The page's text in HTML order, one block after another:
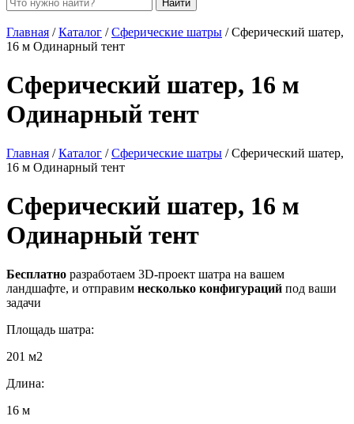
Найти
Главная /Каталог /Сферические шатры /Сферический шатер,
16 м Одинарный тент
Сферический шатер, 16 м
Одинарный тент
Главная /Каталог /Сферические шатры /Сферический шатер,
16 м Одинарный тент
Сферический шатер, 16 м
Одинарный тент
Бесплатно разработаем 3D-проект шатра на вашем
ландшафте, и отправим несколько конфигураций под ваши
задачи
Площадь шатра:
201 м2
Длина:
16 м